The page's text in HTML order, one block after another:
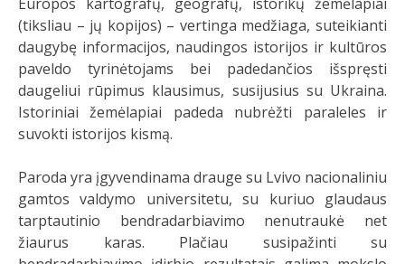
(tiksliau – jų kopijos) – vertinga medžiaga, suteikianti
daugybę informacijos, naudingos istorijos ir kultūros
paveldo tyrinėtojams bei padedančios išspręsti
daugeliui rūpimus klausimus, susijusius su Ukraina.
Istoriniai žemėlapiai padeda nubrėžti paraleles ir
suvokti istorijos kismą.
Paroda yra įgyvendinama drauge su Lvivo nacionaliniu
gamtos valdymo universitetu, su kuriuo glaudaus
tarptautinio bendradarbiavimo nenutraukė net
žiaurus karas. Plačiau susipažinti su